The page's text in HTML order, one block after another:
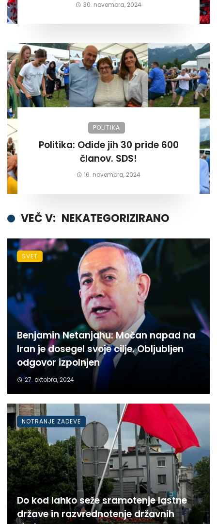
30. novembra, 2024
POLITIKA
Politika: Odide jih 30 pride 600
članov. SDS!
16. novembra, 2024
VEČ V: NEKATEGORIZIRANO
Benjamin Netanjahu: Močan napad na
Iran je dosegel svoje cilje. Obljubljen
odgovor izpolnjen
27. oktobra, 2024
SVET
Do kod lahko seže sramotenje lastne
države in razvrednotenje državnih
NOTRANJE ZADEVE